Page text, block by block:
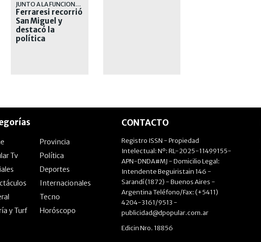
JUNTO A LA FUNCIONARIA PROVINCIAL BERNARDA MEGLIA Y EL PRESIDENTE DEL PJ LOCAL, SANTIAGO FIDANZA
Ferraresi recorrió
San Miguel y
destacó la
política
Provincia
Tv
Política
Deportes
Internacionales
Tecno
y Turf
Horóscopo
CONTACTO
Registro ISSN - Propiedad
Intelectual: Nº: RL-2025-11499155-
APN-DNDA#MJ - Domicilio Legal:
Intendente Beguiristain 146 -
Sarandí (1872) - Buenos Aires -
Argentina Teléfono/Fax: (+5411)
4204-3161/9513 -
publicidad@dpopular.com.ar
Edicin Nro. 18856